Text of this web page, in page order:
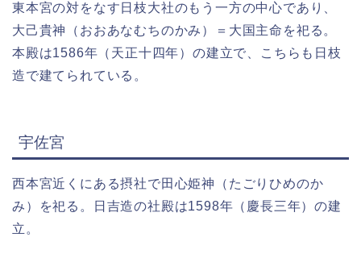
東本宮の対をなす日枝大社のもう一方の中心であり、
大己貴神（おおあなむちのかみ）＝大国主命を祀る。
本殿は1586年（天正十四年）の建立で、こちらも日枝
造で建てられている。
宇佐宮
西本宮近くにある摂社で田心姫神（たごりひめのか
み）を祀る。日吉造の社殿は1598年（慶長三年）の建
立。